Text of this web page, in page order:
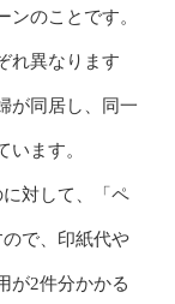
のことです。
れ異なります
が同居し、同一
ます。
に対して、「ペ
で、印紙代や
が2件分かかる